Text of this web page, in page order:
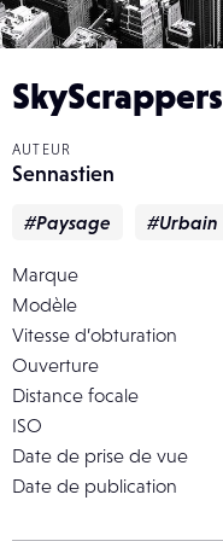
SkyScrappers
AUTEUR
Sennastien
#Paysage #Urbain
Marque
Modèle
Vitesse d’obturation
Ouverture
Distance focale
ISO
Date de prise de vue
Date de publication